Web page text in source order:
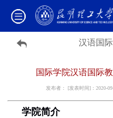
汉语国
国际学院汉语国际
发布者： [发表时间]：2020-
学院简介